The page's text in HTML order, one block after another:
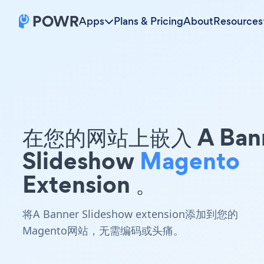
Apps Plans & PricingAboutResources
在您的网站上嵌入 A
Slideshow Magento
Extension 。
将A Banner Slideshow extension添加到您的
Magento网站，无需编码或头痛。